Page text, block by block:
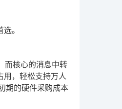
。
而核心的消息中转
用，轻松支持万人
期的硬件采购成本